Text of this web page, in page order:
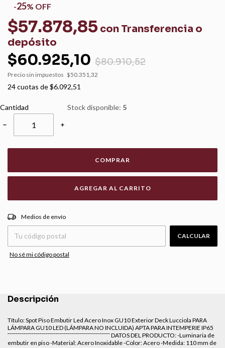
-25% OFF
$57.878,85 con Transferencia o
depósito
$60.925,10 $80.910,52
Precio sin impuestos $50.351,32
24cuotas de$6.092,51
Cantidad
− +
Stock disponible: 5
COMPRAR
Entregas para el CP:
Medios de envío
CALCULAR
No sé mi código postal
Descripción
Título: Spot Piso Embutir Led Acero Inox GU10 Exterior Deck Lucciola PARA
LÁMPARA GU10 LED (LÁMPARA NO INCLUIDA) APTA PARA INTEMPERIE IP65
¯¯¯¯¯¯¯¯¯¯¯¯¯¯¯¯¯¯¯¯¯¯¯¯¯¯¯¯¯¯¯¯¯¯¯¯¯¯¯¯¯¯¯¯¯¯¯¯¯¯¯ DATOS DEL PRODUCTO: -Luminaria de
embutir en piso -Material: Acero Inoxidable -Color: Acero -Medida: 110 mm de